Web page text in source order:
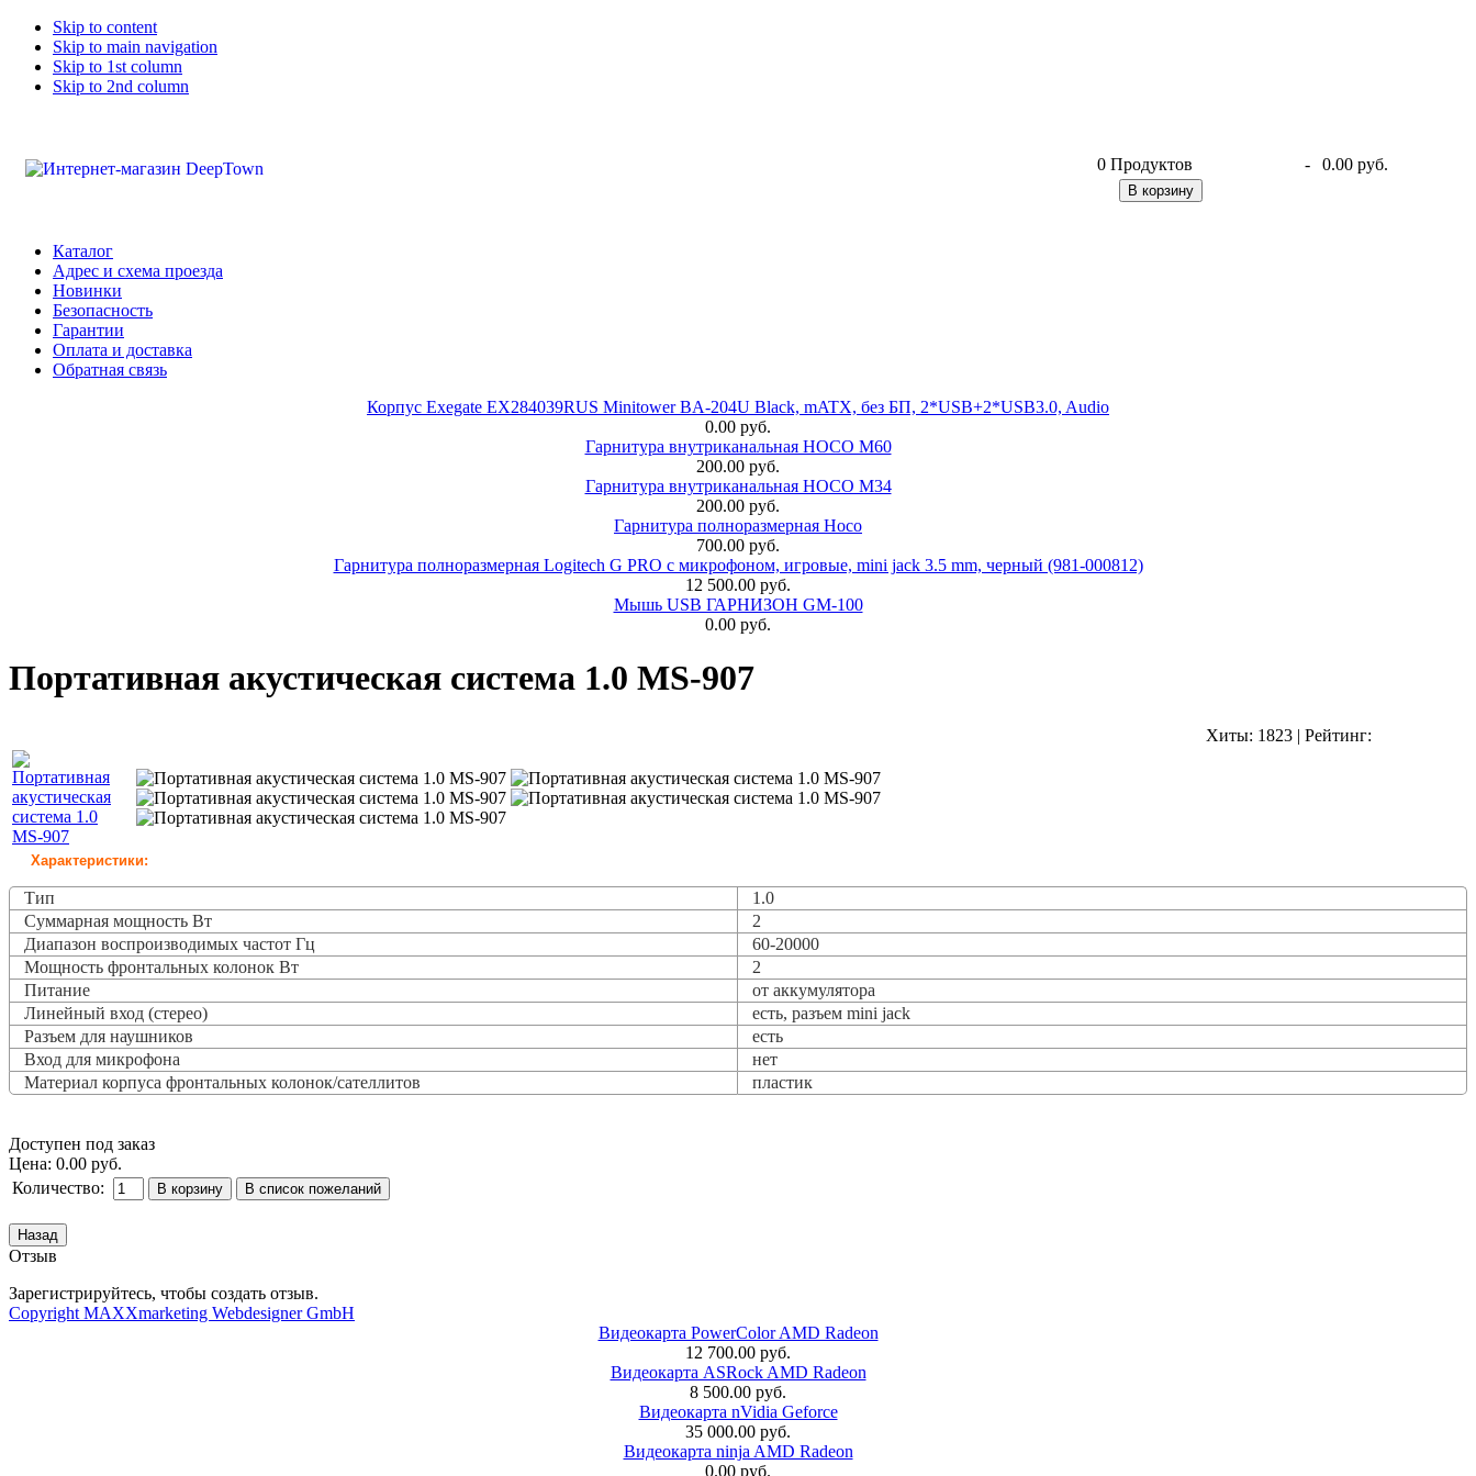
Skip to content
Skip to main navigation
Skip to 1st column
Skip to 2nd column
0 Продуктов - 0.00 руб.
В корзину
Каталог
Адрес и схема проезда
Новинки
Безопасность
Гарантии
Оплата и доставка
Обратная связь
Корпус Exegate EX284039RUS Minitower BA-204U Black, mATX, без БП, 2*USB+2*USB3.0, Audio
0.00 руб.
Гарнитура внутриканальная HOCO M60
200.00 руб.
Гарнитура внутриканальная HOCO M34
200.00 руб.
Гарнитура полноразмерная Hoco
700.00 руб.
Гарнитура полноразмерная Logitech G PRO с микрофоном, игровые, mini jack 3.5 mm, черный (981-000812)
12 500.00 руб.
Мышь USB ГАРНИЗОН GM-100
0.00 руб.
Портативная акустическая система 1.0 MS-907
Хиты: 1823 | Рейтинг:
Характеристики:
Тип
1.0
Суммарная мощность Вт
2
Диапазон воспроизводимых частот Гц
60-20000
Мощность фронтальных колонок Вт
2
Питание
от аккумулятора
Линейный вход (стерео)
есть, разъем mini jack
Разъем для наушников
есть
Вход для микрофона
нет
Материал корпуса фронтальных колонок/сателлитов
пластик
Доступен под заказ
Цена: 0.00 руб.
Количество:
Отзыв
Зарегистрируйтесь, чтобы создать отзыв.
Copyright MAXXmarketing Webdesigner GmbH
Видеокарта PowerColor AMD Radeon
12 700.00 руб.
Видеокарта ASRock AMD Radeon
8 500.00 руб.
Видеокарта nVidia Geforce
35 000.00 руб.
Видеокарта ninja AMD Radeon
0.00 руб.